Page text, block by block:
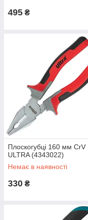
495 ₴
Плоскогубці 160 мм CrV
ULTRA (4343022)
Немає в наявності
330 ₴